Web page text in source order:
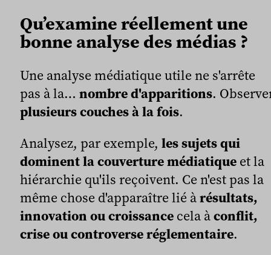
Qu’examine réellement une
bonne analyse des médias ?
Une analyse médiatique utile ne s'arrête
pas à la… nombre d'apparitions.
plusieurs couches à la fois.
Analysez, par exemple, les sujets qui
dominent la couverture médiatique et la
hiérarchie qu'ils reçoivent. Ce n'est pas la
même chose d'apparaître lié àrésultats,
innovation ou croissance cela àconflit,
crise ou controverse réglementaire.